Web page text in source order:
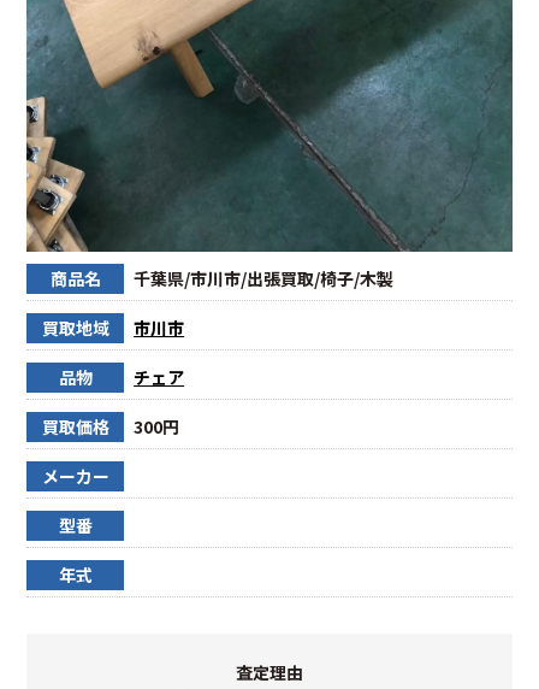
商品名 千葉県/市川市/出張買取/椅子/木製
買取地域 市川市
品物 チェア
買取価格 300円
メーカー
型番
年式
査定理由